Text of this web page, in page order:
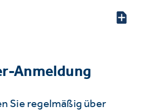
Anmeldung
Sie regelmäßig über